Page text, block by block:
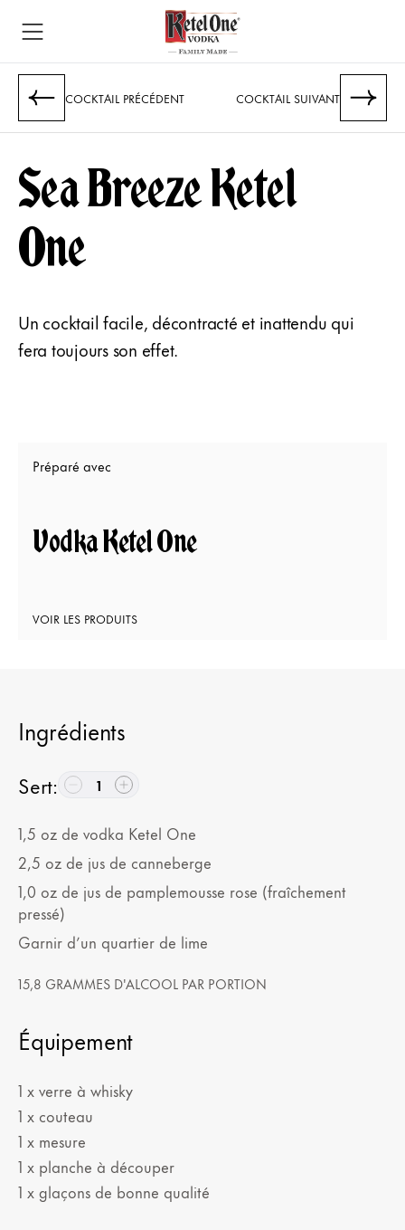
COCKTAIL PRÉCÉDENT COCKTAIL SUIVANT
Sea Breeze Ketel
One
Un cocktail facile, décontracté et inattendu qui
fera toujours son effet.
Préparé avec
Vodka Ketel One
VOIR LES PRODUITS
Ingrédients
Sert: 1
1,5 oz de vodka Ketel One
2,5 oz de jus de canneberge
1,0 oz de jus de pamplemousse rose (fraîchement
pressé)
Garnir d’un quartier de lime
15,8 GRAMMES D'ALCOOL PAR PORTION
Équipement
1 x verre à whisky
1 x couteau
1 x mesure
1 x planche à découper
1 x glaçons de bonne qualité